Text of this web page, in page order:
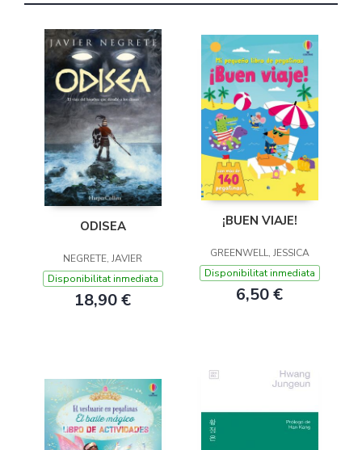
ODISEA
NEGRETE, JAVIER
Disponibilitat inmediata
18,90 €
¡BUEN VIAJE!
GREENWELL, JESSICA
Disponibilitat inmediata
6,50 €